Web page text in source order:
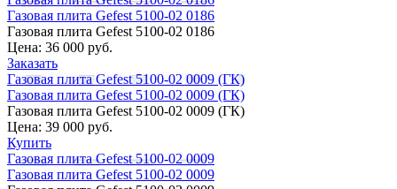
Газовая плита Gefest 5100-02 0186
Газовая плита Gefest 5100-02 0186
Цена: 36 000 руб.
Заказать
Газовая плита Gefest 5100-02 0009 (ГК)
Газовая плита Gefest 5100-02 0009 (ГК)
Газовая плита Gefest 5100-02 0009 (ГК)
Цена: 39 000 руб.
Купить
Газовая плита Gefest 5100-02 0009
Газовая плита Gefest 5100-02 0009